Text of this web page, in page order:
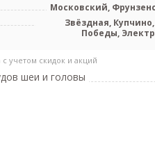
Московский,
Звёздная,
Победы,
с учетом скидок и акций
шеи и головы